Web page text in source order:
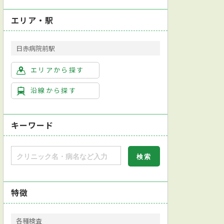
エリア・駅
日赤病院前駅
エリアから探す
沿線から探す
キーワード
特徴
各種検査